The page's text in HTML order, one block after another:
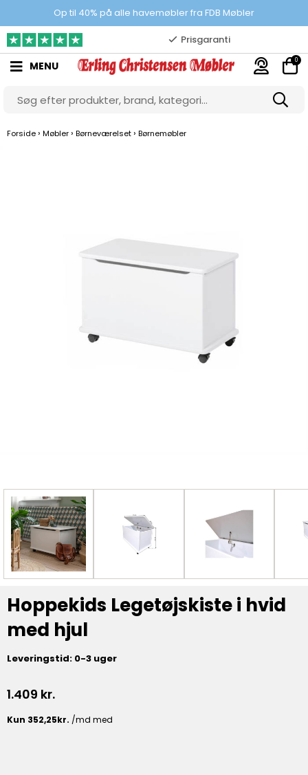
Op til 40% på alle havemøbler fra FDB Møbler
100% danskejet webshop
Prisgaranti
10.000 m2 showroom
Gratis & gode parkeringsforhold
MENU 0
Forside › Møbler › Børneværelset › Børnemøbler
Hoppekids Legetøjskiste i hvid
med hjul
Leveringstid: 0-3 uger
1.409 kr.